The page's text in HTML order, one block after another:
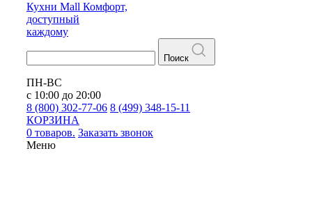
Кухни Mall Комфорт,
доступный
каждому
Поиск
ПН-ВС
с 10:00 до 20:00
8 (800) 302-77-06 8 (499) 348-15-11
КОРЗИНА
0 товаров. Заказать звонок
Меню